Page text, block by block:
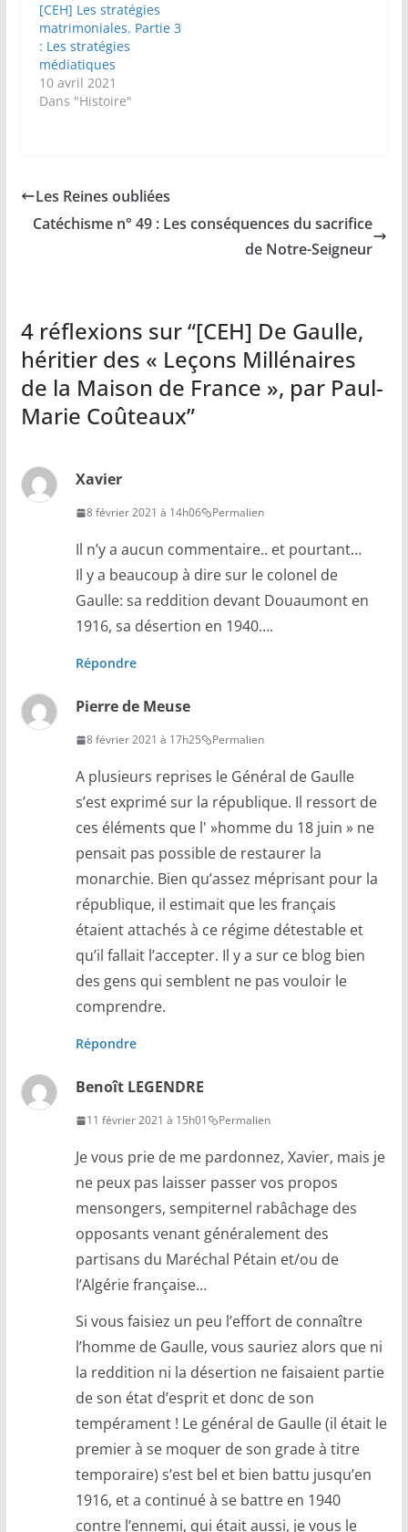
[CEH] Les stratégies
matrimoniales. Partie 3
: Les stratégies
médiatiques
10 avril 2021
Dans "Histoire"
Les Reines oubliées
Catéchisme n° 49 : Les conséquences du sacrifice
de Notre-Seigneur
4 réflexions sur “[CEH] De Gaulle,
héritier des « Leçons Millénaires
de la Maison de France », par Paul-
Marie Coûteaux”
Xavier
8 février 2021 à 14h06 Permalien
Il n’y a aucun commentaire.. et pourtant…
Il y a beaucoup à dire sur le colonel de
Gaulle: sa reddition devant Douaumont en
1916, sa désertion en 1940….
Répondre
Pierre de Meuse
8 février 2021 à 17h25 Permalien
A plusieurs reprises le Général de Gaulle
s’est exprimé sur la république. Il ressort de
ces éléments que l' »homme du 18 juin » ne
pensait pas possible de restaurer la
monarchie. Bien qu’assez méprisant pour la
république, il estimait que les français
étaient attachés à ce régime détestable et
qu’il fallait l’accepter. Il y a sur ce blog bien
des gens qui semblent ne pas vouloir le
comprendre.
Répondre
Benoît LEGENDRE
11 février 2021 à 15h01 Permalien
Je vous prie de me pardonnez, Xavier, mais je
ne peux pas laisser passer vos propos
mensongers, sempiternel rabâchage des
opposants venant généralement des
partisans du Maréchal Pétain et/ou de
l’Algérie française…
Si vous faisiez un peu l’effort de connaître
l’homme de Gaulle, vous sauriez alors que ni
la reddition ni la désertion ne faisaient partie
de son état d’esprit et donc de son
tempérament ! Le général de Gaulle (il était le
premier à se moquer de son grade à titre
temporaire) s’est bel et bien battu jusqu’en
1916, et a continué à se battre en 1940
contre l’ennemi, qui était aussi, je vous le